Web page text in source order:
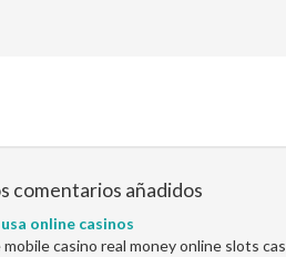
comentarios añadidos
online casinos
mobile casino real money online slots